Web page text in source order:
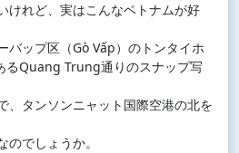
けれど、実はこんなベトナムが好
バップ区（Gò Vấp）のトンタイホ
るQuang Trung通りのスナップ写
、タンソンニャット国際空港の北を
でしょうか。